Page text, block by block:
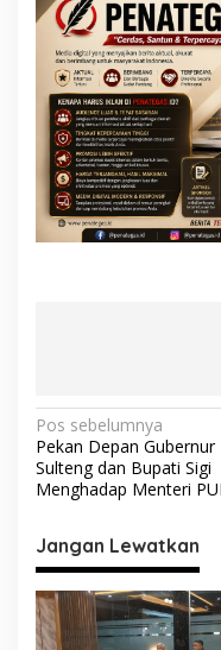
N
a
v
i
g
a
s
Pos sebelumnya
Pekan Depan Gubernur
Sulteng dan Bupati Sigi
Menghadap Menteri
Jangan Lewatkan